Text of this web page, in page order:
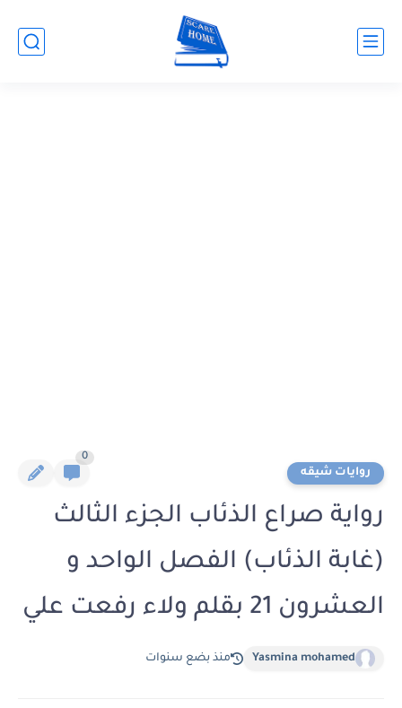
روايات شيقه
0
رواية صراع الذئاب الجزء الثالث
(غابة الذئاب) الفصل الواحد و
العشرون 21 بقلم ولاء رفعت علي
Yasmina mohamed منذ بضع سنوات